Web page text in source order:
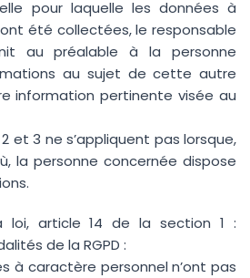
pour laquelle les données à
été collectées, le responsable
au préalable à la personne
au sujet de cette autre
information pertinente visée au
et 3 ne s’appliquent pas lorsque,
la personne concernée dispose
loi, article 14 de la section 1 :
de la RGPD :
à caractère personnel n’ont pas